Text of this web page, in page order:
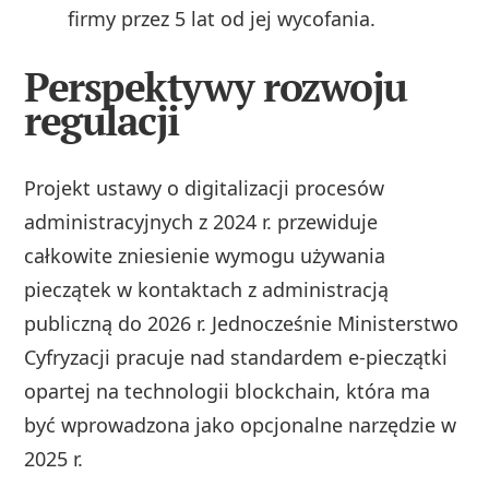
firmy przez 5 lat od jej wycofania.
Perspektywy rozwoju
regulacji
Projekt ustawy o digitalizacji procesów
administracyjnych z 2024 r. przewiduje
całkowite zniesienie wymogu używania
pieczątek w kontaktach z administracją
publiczną do 2026 r. Jednocześnie Ministerstwo
Cyfryzacji pracuje nad standardem e-pieczątki
opartej na technologii blockchain, która ma
być wprowadzona jako opcjonalne narzędzie w
2025 r.